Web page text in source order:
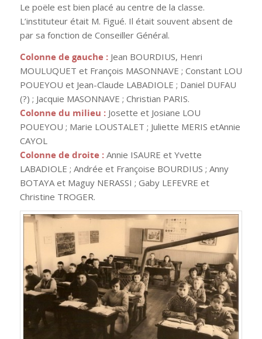
Le poële est bien placé au centre de la classe.
L’instituteur était M. Figué. Il était souvent absent de
par sa fonction de Conseiller Général.
Colonne de gauche :Jean BOURDIUS, Henri
MOULUQUET et François MASONNAVE ; Constant LOU
POUEYOU et Jean-Claude LABADIOLE ; Daniel DUFAU
(?) ; Jacquie MASONNAVE ; Christian PARIS.
Colonne du milieu : Josette et Josiane LOU
POUEYOU ; Marie LOUSTALET ; Juliette MERIS etAnnie
CAYOL
Colonne de droite :Annie ISAURE et Yvette
LABADIOLE ; Andrée et Françoise BOURDIUS ; Anny
BOTAYA et Maguy NERASSI ; Gaby LEFEVRE et
Christine TROGER.